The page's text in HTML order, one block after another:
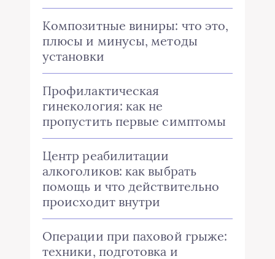
Композитные виниры: что это,
плюсы и минусы, методы
установки
Профилактическая
гинекология: как не
пропустить первые симптомы
Центр реабилитации
алкоголиков: как выбрать
помощь и что действительно
происходит внутри
Операции при паховой грыже:
техники, подготовка и